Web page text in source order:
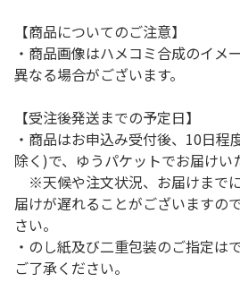
【商品についてのご注意】
・商品画像はハメコミ合成のイメ
異なる場合がございます。
【受注後発送までの予定日】
・商品はお申込み受付後、10日程
除く)で、ゆうパケットでお届けい
※天候や注文状況、お届けまで
届けが遅れることがございますの
さい。
・のし紙及び二重包装のご指定は
ご了承ください。